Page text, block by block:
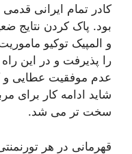
کادر تمام ایرانی
و المپیک توکیو
را پذیرفت و در این
عدم موفقیت عطایی و
شاید ادامه کار برای
سخت تر می شد.
قهرمانی در هر